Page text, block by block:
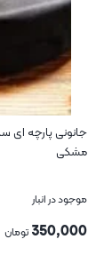
مشکی
موجود در انبار
350,000 تومان